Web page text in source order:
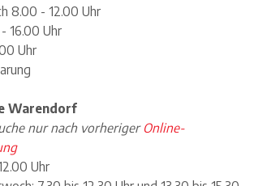
8.00 - 12.00 Uhr
16.00 Uhr
Uhr
Warendorf
nur nach vorheriger Online-
Uhr